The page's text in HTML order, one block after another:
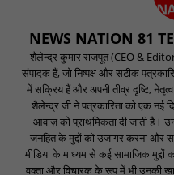
NEWS NATION 81
शैलेन्द्र कुमार राजपूत (CEO &
संपादक हैं, जो निष्पक्ष और सटीक
में सक्रिय हैं और अपनी तीव्र दृष्टि,
शैलेन्द्र जी ने पत्रकारिता को एक नई
आवाज़ को प्राथमिकता दी जाती है।
जनहित के मुद्दों को उजागर करना और
मीडिया के माध्यम से कई सामाजिक मुद्दों
वक्ता और विचारक के रूप में भी उनकी